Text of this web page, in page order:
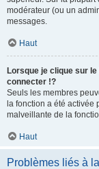
modérateur (ou un
messages.
Haut
Lorsque je clique sur le
connecter !?
Seuls les membres
la fonction a été activée
malveillante de la
Haut
Problèmes liés à